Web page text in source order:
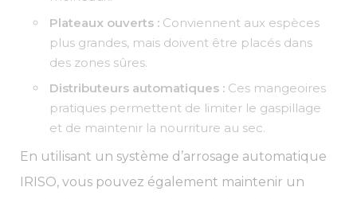
Plateaux ouverts : Conviennent aux espèces
plus grandes, mais doivent être placés dans
des zones sûres.
Distributeurs automatiques : Ces mangeoires
pratiques permettent de limiter le gaspillage
et de maintenir la nourriture au sec.
En utilisant un système d’arrosage automatique
IRISO, vous pouvez également maintenir un